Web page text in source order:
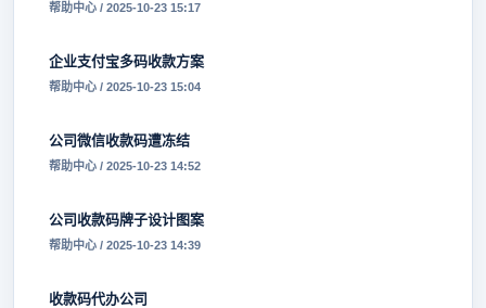
帮助中心 / 2025-10-23 15:17
企业支付宝多码收款方案
帮助中心 / 2025-10-23 15:04
公司微信收款码遭冻结
帮助中心 / 2025-10-23 14:52
公司收款码牌子设计图案
帮助中心 / 2025-10-23 14:39
收款码代办公司